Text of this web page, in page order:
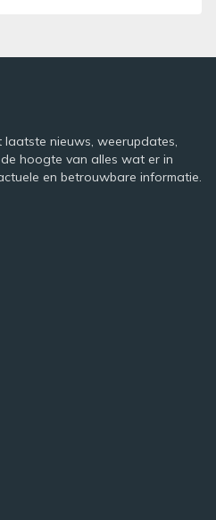
laatste nieuws, weerupdates,
hoogte van alles wat er in
en betrouwbare informatie.